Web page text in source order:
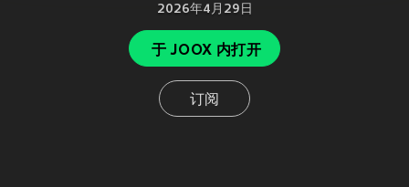
2026年4月29日
于 JOOX 内打开
订阅